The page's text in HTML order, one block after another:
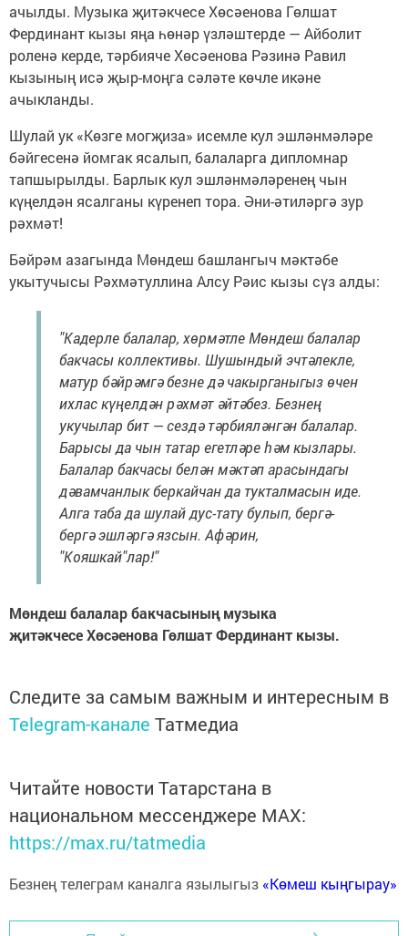
ачылды. Музыка җитәкчесе Хөсәенова Гөлшат
Фердинант кызы яңа һөнәр үзләштерде — Айболит
роленә керде, тәрбияче Хөсәенова Рәзинә Равил
кызының исә җыр-моңга сәләте көчле икәне
ачыкланды.
Шулай ук «Көзге могҗиза» исемле кул эшләнмәләре
бәйгесенә йомгак ясалып, балаларга дипломнар
тапшырылды. Барлык кул эшләнмәләренең чын
күңелдән ясалганы күренеп тора. Әни-әтиләргә зур
рәхмәт!
Бәйрәм азагында Мөндеш башлангыч мәктәбе
укытучысы Рәхмәтуллина Алсу Рәис кызы сүз алды:
"Кадерле балалар, хөрмәтле Мөндеш балалар
бакчасы коллективы. Шушындый эчтәлекле,
матур бәйрәмгә безне дә чакырганыгыз өчен
ихлас күңелдән рәхмәт әйтәбез. Безнең
укучылар бит — сездә тәрбияләнгән балалар.
Барысы да чын татар егетләре һәм кызлары.
Балалар бакчасы белән мәктәп арасындагы
дәвамчанлык беркайчан да тукталмасын иде.
Алга таба да шулай дус-тату булып, бергә-
бергә эшләргә язсын. Афәрин,
"Кояшкай"лар!"
Мөндеш балалар бакчасының музыка
җитәкчесе Хөсәенова Гөлшат Фердинант кызы.
Следите за самым важным и интересным в
Telegram-канале Татмедиа
Читайте новости Татарстана в
национальном мессенджере MАХ:
https://max.ru/tatmedia
Безнең телеграм каналга язылыгыз «Көмеш кыңгырау»